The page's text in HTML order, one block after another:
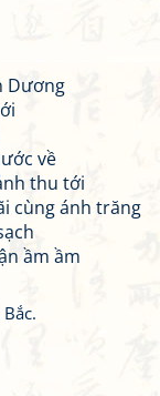
Dương
về
thu tới
cùng ánh trăng
ầm ầm